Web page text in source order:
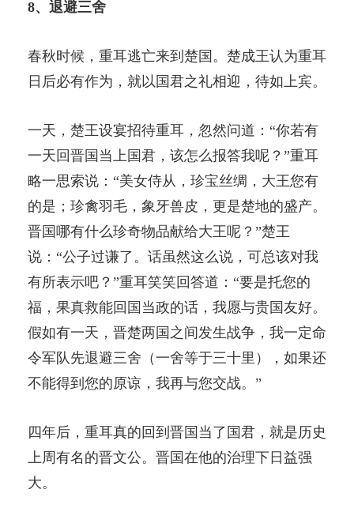
8、退避三舍
春秋时候，重耳逃亡来到楚国。楚成王认为重耳
日后必有作为，就以国君之礼相迎，待如上宾。
一天，楚王设宴招待重耳，忽然问道：“你若有
一天回晋国当上国君，该怎么报答我呢？”重耳
略一思索说：“美女侍从，珍宝丝绸，大王您有
的是；珍禽羽毛，象牙兽皮，更是楚地的盛产。
晋国哪有什么珍奇物品献给大王呢？”楚王
说：“公子过谦了。话虽然这么说，可总该对我
有所表示吧？”重耳笑笑回答道：“要是托您的
福，果真救能回国当政的话，我愿与贵国友好。
假如有一天，晋楚两国之间发生战争，我一定命
令军队先退避三舍（一舍等于三十里），如果还
不能得到您的原谅，我再与您交战。”
四年后，重耳真的回到晋国当了国君，就是历史
上周有名的晋文公。晋国在他的治理下日益强
大。